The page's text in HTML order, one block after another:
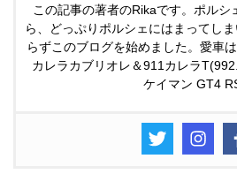
この記事の著者のRikaです。ポル
ら、どっぷりポルシェにはまってし
らずこのブログを始めました。愛車
カレラカブリオレ＆911カレラ
ケイマン GT4 RS